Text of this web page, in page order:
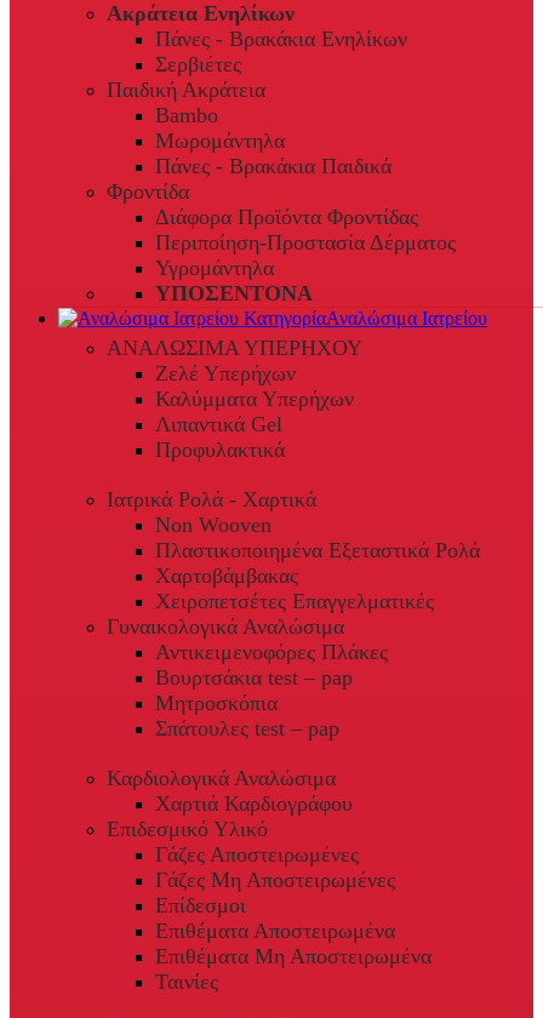
Ακράτεια Ενηλίκων
Πάνες - Βρακάκια Ενηλίκων
Σερβιέτες
Παιδική Ακράτεια
Bambo
Μωρομάντηλα
Πάνες - Βρακάκια Παιδικά
Φροντίδα
Διάφορα Προϊόντα Φροντίδας
Περιποίηση-Προστασία Δέρματος
Υγρομάντηλα
ΥΠΟΣΕΝΤΟΝΑ
Αναλώσιμα Ιατρείου
ΑΝΑΛΩΣΙΜΑ ΥΠΕΡΗΧΟΥ
Ζελέ Υπερήχων
Καλύμματα Υπερήχων
Λιπαντικά Gel
Προφυλακτικά
Ιατρικά Ρολά - Χαρτικά
Non Wooven
Πλαστικοποιημένα Εξεταστικά Ρολά
Χαρτοβάμβακας
Χειροπετσέτες Επαγγελματικές
Γυναικολογικά Αναλώσιμα
Αντικειμενοφόρες Πλάκες
Βουρτσάκια test – pap
Μητροσκόπια
Σπάτουλες test – pap
Καρδιολογικά Αναλώσιμα
Χαρτιά Καρδιογράφου
Επιδεσμικό Υλικό
Γάζες Αποστειρωμένες
Γάζες Μη Αποστειρωμένες
Επίδεσμοι
Επιθέματα Αποστειρωμένα
Επιθέματα Μη Αποστειρωμένα
Ταινίες